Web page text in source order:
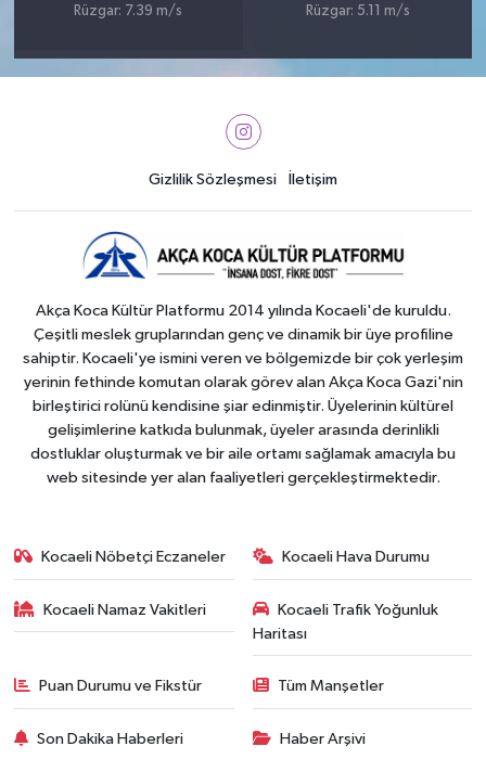
Rüzgar: 7.39 m/s
Rüzgar: 5.11 m/s
Gizlilik Sözleşmesi İletişim
Akça Koca Kültür Platformu 2014 yılında Kocaeli'de kuruldu.
Çeşitli meslek gruplarından genç ve dinamik bir üye profiline
sahiptir. Kocaeli'ye ismini veren ve bölgemizde bir çok yerleşim
yerinin fethinde komutan olarak görev alan Akça Koca Gazi'nin
birleştirici rolünü kendisine şiar edinmiştir. Üyelerinin kültürel
gelişimlerine katkıda bulunmak, üyeler arasında derinlikli
dostluklar oluşturmak ve bir aile ortamı sağlamak amacıyla bu
web sitesinde yer alan faaliyetleri gerçekleştirmektedir.
Kocaeli Nöbetçi Eczaneler Kocaeli Hava Durumu
Kocaeli Namaz Vakitleri
Kocaeli Trafik Yoğunluk
Haritası
Puan Durumu ve Fikstür Tüm Manşetler
Son Dakika Haberleri Haber Arşivi